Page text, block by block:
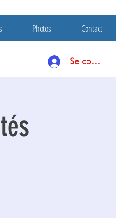
Photos Contact
Se connecter